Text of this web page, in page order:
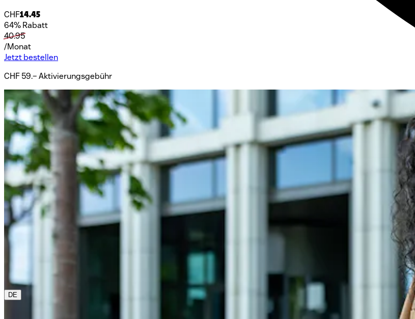
Die aktuelle Sprache ist Deutsch. Bitte wähle eine andere aus diesem Menü, wenn Du sie ändern möchtest.
DE
CHF14.45
64% Rabatt
40.95
/Monat
Jetzt bestellen
CHF 59.– Aktivierungsgebühr